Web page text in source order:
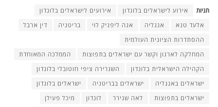
תגיות אירוע לישראלים בלונדון
אירועים לישראלים בלונדון
אלעד טנא
אנגליה אנה ליפניק לוי בריטניה
דין ארבל
ההסתדרות הציונית העולמית
המחלקה לארגון וקשר עם ישראלים בתפוצות
הממלכה המאוחדת
הקהילה הישראלית בלונדון
השגרירה ציפי חוטובלי בלונדון
ישראלים באנגליה
ישראלים בבריטניה
ישראלים בלונדון
ישראלים בתפוצות
לאה שנירר לונדון
מיכל פעילן